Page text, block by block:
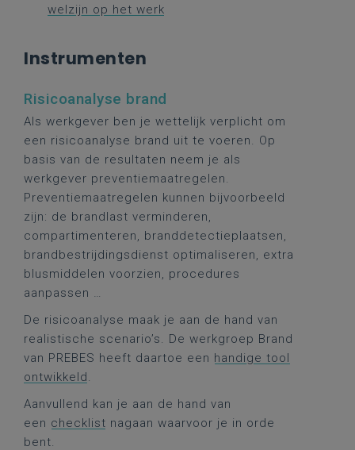
welzijn op het werk
Instrumenten
Risicoanalyse brand
Als werkgever ben je wettelijk verplicht om
een risicoanalyse brand uit te voeren. Op
basis van de resultaten neem je als
werkgever preventiemaatregelen.
Preventiemaatregelen kunnen bijvoorbeeld
zijn: de brandlast verminderen,
compartimenteren, branddetectieplaatsen,
brandbestrijdingsdienst optimaliseren, extra
blusmiddelen voorzien, procedures
aanpassen …
De risicoanalyse maak je aan de hand van
realistische scenario’s. De werkgroep Brand
van PREBES heeft daartoe een handige tool
ontwikkeld.
Aanvullend kan je aan de hand van
een checklist nagaan waarvoor je in orde
bent.